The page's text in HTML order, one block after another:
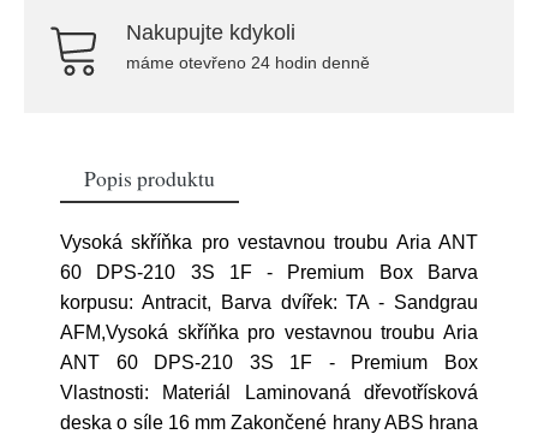
Nakupujte kdykoli
máme otevřeno 24 hodin denně
Popis produktu
Vysoká skříňka pro vestavnou troubu Aria ANT
60 DPS-210 3S 1F - Premium Box Barva
korpusu: Antracit, Barva dvířek: TA - Sandgrau
AFM,Vysoká skříňka pro vestavnou troubu Aria
ANT 60 DPS-210 3S 1F - Premium Box
Vlastnosti: Materiál Laminovaná dřevotřísková
deska o síle 16 mm Zakončené hrany ABS hrana